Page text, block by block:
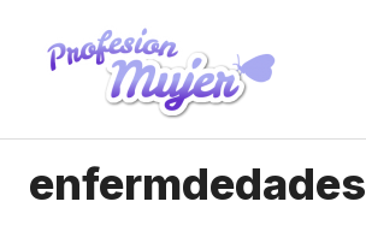
enfermdedades